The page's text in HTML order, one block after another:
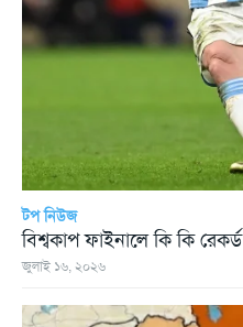
টপ নিউজ
বিশ্বকাপ ফাইনালে কি কি
জুলাই ১৬, ২০২৬